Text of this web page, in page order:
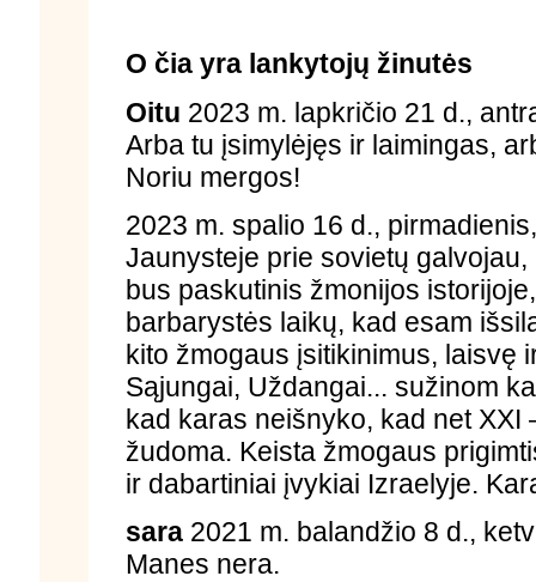
O čia yra lankytojų žinutės
Oitu 2023 m. lapkričio 21 d.,
Arba tu įsimylėjęs ir laimingas,
Noriu mergos!
2023 m. spalio 16 d.,
Jaunysteje prie sovietų
bus paskutinis žmonijos
barbarystės laikų, kad esam
kito žmogaus įsitikinimus, laisvę
Sąjungai, Uždangai... sužinom
kad karas neišnyko, kad net XXI
žudoma. Keista žmogaus
ir dabartiniai įvykiai Izraelyje.
sara2021 m. balandžio 8 d.,
Manes nera.